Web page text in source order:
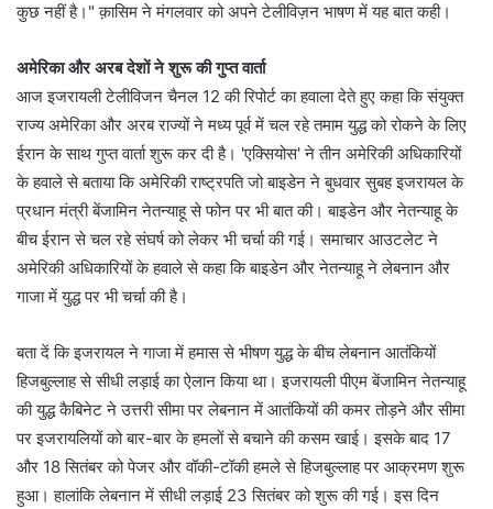
कुछ नहीं है।" क़ासिम ने मंगलवार को अपने टेलीविज़न भाषण में यह बात कही।
अमेरिका और अरब देशों ने शुरू की गुप्त वार्ता
आज इजरायली टेलीविजन चैनल 12 की रिपोर्ट का हवाला देते हुए कहा कि संयुक्त
राज्य अमेरिका और अरब राज्यों ने मध्य पूर्व में चल रहे तमाम युद्ध को रोकने के लिए
ईरान के साथ गुप्त वार्ता शुरू कर दी है। 'एक्सियोस' ने तीन अमेरिकी अधिकारियों
के हवाले से बताया कि अमेरिकी राष्ट्रपति जो बाइडेन ने बुधवार सुबह इजरायल के
प्रधान मंत्री बेंजामिन नेतन्याहू से फोन पर भी बात की। बाइडेन और नेतन्याहू के
बीच ईरान से चल रहे संघर्ष को लेकर भी चर्चा की गई। समाचार आउटलेट ने
अमेरिकी अधिकारियों के हवाले से कहा कि बाइडेन और नेतन्याहू ने लेबनान और
गाजा में युद्ध पर भी चर्चा की है।
बता दें कि इजरायल ने गाजा में हमास से भीषण युद्ध के बीच लेबनान आतंकियों
हिजबुल्लाह से सीधी लड़ाई का ऐलान किया था। इजरायली पीएम बेंजामिन नेतन्याहू
की युद्ध कैबिनेट ने उत्तरी सीमा पर लेबनान में आतंकियों की कमर तोड़ने और सीमा
पर इजरायलियों को बार-बार के हमलों से बचाने की कसम खाई। इसके बाद 17
और 18 सितंबर को पेजर और वॉकी-टॉकी हमले से हिजबुल्लाह पर आक्रमण शुरू
हुआ। हालांकि लेबनान में सीधी लड़ाई 23 सितंबर को शुरू की गई। इस दिन